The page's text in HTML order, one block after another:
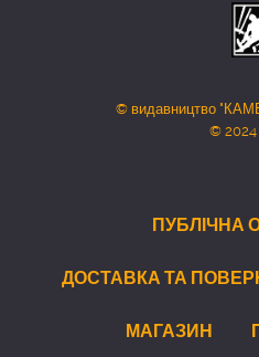
© видавництво
© 2024
ПУБЛІЧНА
ДОСТАВКА ТА
МАГАЗИН